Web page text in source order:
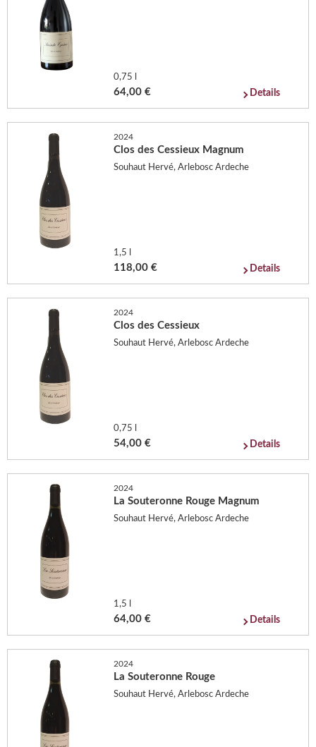
0,75 l
64,00 € Details
2024
Clos des Cessieux Magnum
Souhaut Hervé, Arlebosc Ardeche
1,5 l
118,00 € Details
2024
Clos des Cessieux
Souhaut Hervé, Arlebosc Ardeche
0,75 l
54,00 € Details
2024
La Souteronne Rouge Magnum
Souhaut Hervé, Arlebosc Ardeche
1,5 l
64,00 € Details
2024
La Souteronne Rouge
Souhaut Hervé, Arlebosc Ardeche